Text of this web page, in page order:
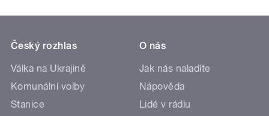
Český rozhlas
Válka na Ukrajině
Komunální volby
Stanice
O nás
Jak nás naladíte
Nápověda
Lidé v rádiu